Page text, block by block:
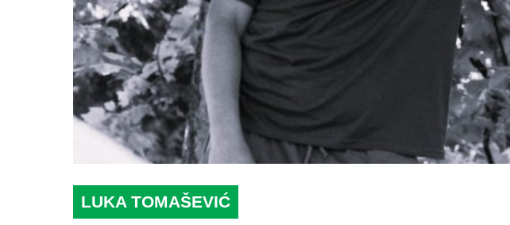
LUKA TOMAŠEVIĆ